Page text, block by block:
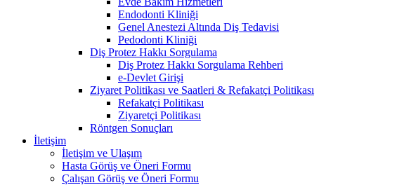
Endodonti Kliniği
Genel Anestezi Altında Diş Tedavisi
Pedodonti Kliniği
Diş Protez Hakkı Sorgulama
Diş Protez Hakkı Sorgulama Rehberi
e-Devlet Girişi
Ziyaret Politikası ve Saatleri & Refakatçi Politikası
Refakatçi Politikası
Ziyaretçi Politikası
Röntgen Sonuçları
İletişim
İletişim ve Ulaşım
Hasta Görüş ve Öneri Formu
Çalışan Görüş ve Öneri Formu